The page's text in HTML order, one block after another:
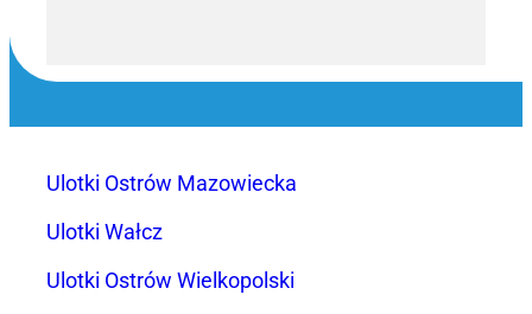
Ulotki Ostrów Mazowiecka
Ulotki Wałcz
Ulotki Ostrów Wielkopolski